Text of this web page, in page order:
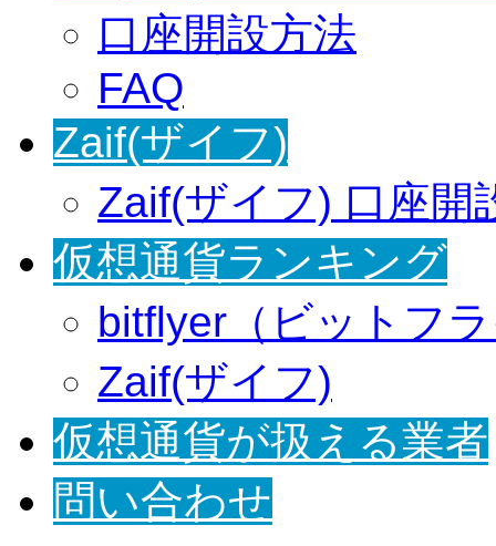
口座開設方法
FAQ
Zaif(ザイフ)
Zaif(ザイフ) 口座開
仮想通貨ランキング
bitflyer（ビットフ
Zaif(ザイフ)
仮想通貨が扱える業者
問い合わせ